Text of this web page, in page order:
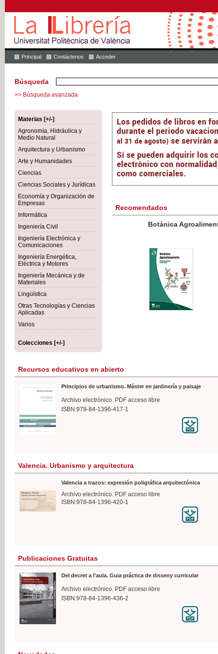
Principal Contáctenos Acceder
Búsqueda
>> Búsqueda avanzada
Materias [+/-]
Agronomía, Hidráulica y
Medio Natural
Arquitectura y Urbanismo
Arte y Humanidades
Ciencias
Ciencias Sociales y Jurídicas
Economía y Organización de
Empresas
Informática
Ingeniería Civil
Ingeniería Electrónica y
Comunicaciones
Ingeniería Energética,
Eléctrica y Motores
Ingeniería Mecánica y de
Materiales
Lingüística
Otras Tecnologías y Ciencias
Aplicadas
Varios
Colecciones [+/-]
Recomendados
Botánica Agroalimentaria
Recursos educativos en abierto
Principios de urbanismo. Máster en jardinería y paisaje
Archivo electrónico. PDF acceso libre
ISBN:978-84-1396-417-1
Valencia. Urbanismo y arquitectura
Valencia a trazos: expresión poligráfica arquitectónica
Archivo electrónico. PDF acceso libre
ISBN:978-84-1396-420-1
Publicaciones Gratuitas
Del decret a l'aula. Guia práctica de disseny curricular
Archivo electrónico. PDF acceso libre
ISBN:978-84-1396-436-2